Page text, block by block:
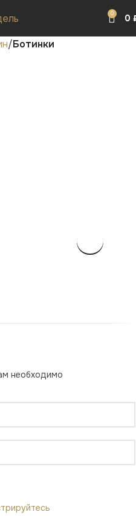
0 0
Ботинки
необходимо